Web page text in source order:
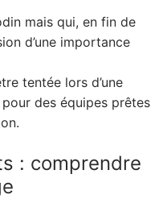
mais qui, en fin de
d’une importance
tentée lors d’une
des équipes prêtes
: comprendre